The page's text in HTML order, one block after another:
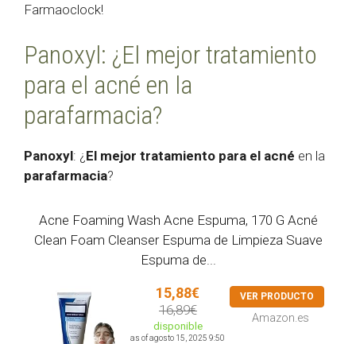
Farmaoclock!
Panoxyl: ¿El mejor tratamiento
para el acné en la
parafarmacia?
Panoxyl: ¿ El mejor tratamiento para el acné en la
parafarmacia?
Acne Foaming Wash Acne Espuma, 170 G Acné
Clean Foam Cleanser Espuma de Limpieza Suave
Espuma de...
15,88€
16,89€
disponible
as of agosto 15, 2025 9:50
VER PRODUCTO
Amazon.es